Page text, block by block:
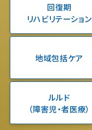
回復期
リハビリテーション
地域包括ケア
ルルド
（障害児・者医療）